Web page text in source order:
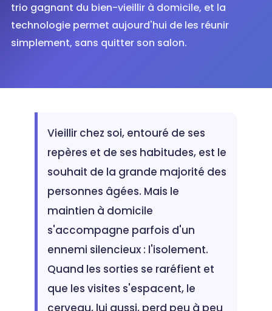
trio gagnant du bien-vieillir à domicile, et la
technologie permet aujourd'hui de les réunir
simplement, sans quitter son salon.
Vieillir chez soi, entouré de ses
repères et de ses habitudes, est le
souhait de la grande majorité des
personnes âgées. Mais le
maintien à domicile
s'accompagne parfois d'un
ennemi silencieux : l'isolement.
Quand les sorties se raréfient et
que les visites s'espacent, le
cerveau, lui aussi, perd peu à peu